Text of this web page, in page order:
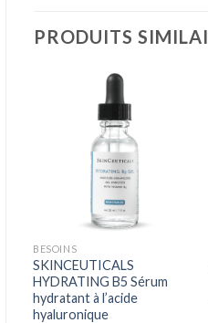
PRODUITS
BESOINS
SKINCEUTICALS
HYDRATING B5 Sérum
hydratant à l’acide
hyaluronique